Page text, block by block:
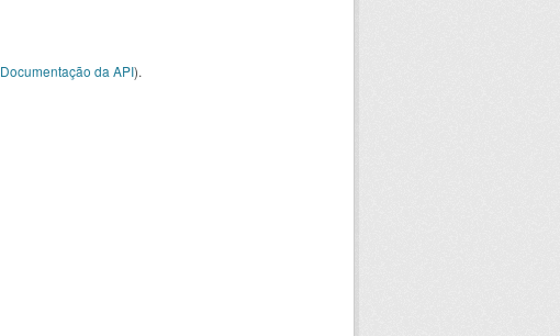
Documentação da API).